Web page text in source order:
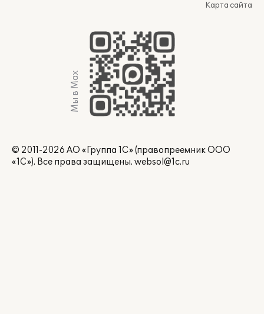
Карта сайта
Мы в Max
© 2011-2026 АО «Группа 1С» (правопреемник ООО
«1С»). Все права защищены. websol@1c.ru